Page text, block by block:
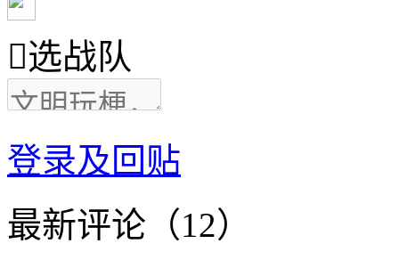
选战队
登录及回贴
最新评论（12）